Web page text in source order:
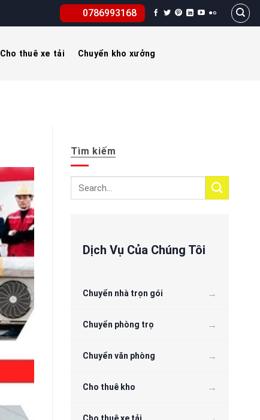
0786993168
Cho thuê xe tải Chuyển kho xưởng
Tìm kiếm
Dịch Vụ Của Chúng Tôi
Chuyển nhà trọn gói
Chuyển phòng trọ
Chuyển văn phòng
Cho thuê kho